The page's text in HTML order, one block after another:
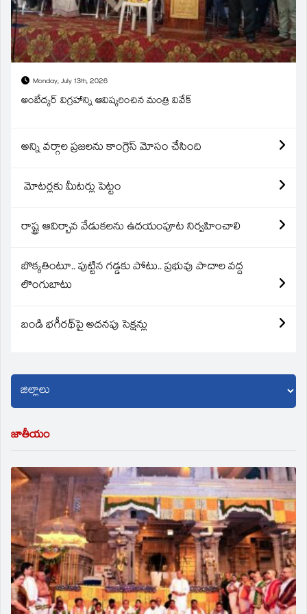
Monday, July 13th, 2026
అంబేద్కర్ విగ్రహాన్ని ఆవిష్కరించిన మంత్రి వివేక్
అన్ని వర్గాల ప్రజలను కాంగ్రెస్ మోసం చేసింది
మోటర్లకు మీటర్లు పెట్టం
రాష్ట్ర ఆవిర్బావ వేడుకలను ఉదయంపూట నిర్వహించాలి
బొక్కతింటూ.. పుట్టిన గడ్డకు పోటు.. ప్రభువు పాదాల వద్ద
లొంగుబాటు
బండి భగీరథ్‌పై అదనపు సెక్షన్లు
జాతీయం